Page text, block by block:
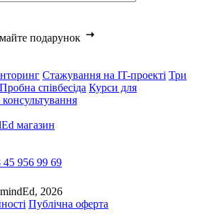
подарунок
Стажування на IT-проекті Три
Пробна співбесіда Курси для
магазин
45 956 99 69
2026
Публічна оферта